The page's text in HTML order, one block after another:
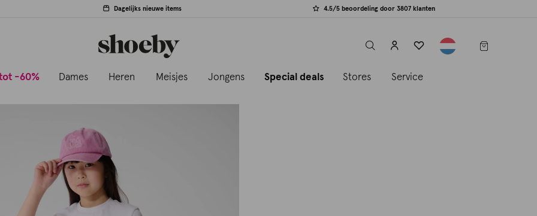
Dagelijks nieuwe items 4.5/5 beoordeling door 3807 klanten
label.header.toggle
-60% Dames Heren Meisjes Jongens Special deals Stores Service